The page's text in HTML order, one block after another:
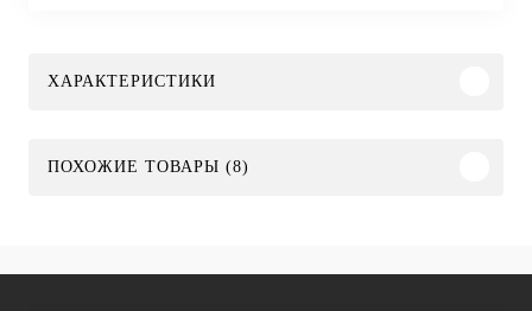
ХАРАКТЕРИСТИКИ
ПОХОЖИЕ ТОВАРЫ (8)